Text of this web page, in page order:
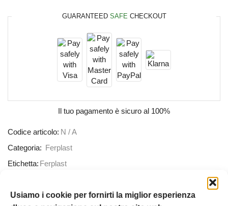
Usiamo i cookie per fornirti la miglior esperienza
GUARANTEED SAFE CHECKOUT
Il tuo pagamento è sicuro al 100%
Codice articolo: N / A
Categoria:
Ferplast
Etichetta: Ferplast